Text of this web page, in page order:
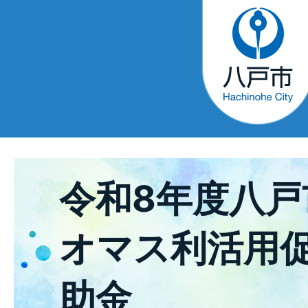
令和8年度八
オマス利活用
助金